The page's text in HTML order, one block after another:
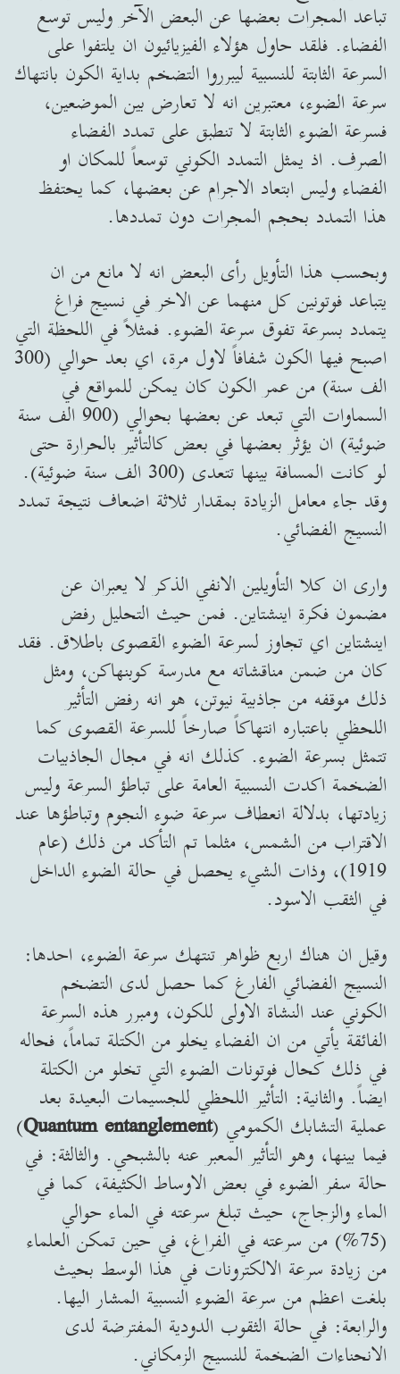
تباعد المجرات بعضها عن البعض الآخر وليس توسع
الفضاء. فلقد حاول هؤلاء الفيزيائيون ان يلتفوا على
السرعة الثابتة للنسبية ليبرروا التضخم بداية الكون بانتهاك
سرعة الضوء، معتبرين انه لا تعارض بين الموضعين،
فسرعة الضوء الثابتة لا تنطبق على تمدد الفضاء
الصرف. اذ يمثل التمدد الكوني توسعاً للمكان او
الفضاء وليس ابتعاد الاجرام عن بعضها، كما يحتفظ
هذا التمدد بحجم المجرات دون تمددها.
وبحسب هذا التأويل رأى البعض انه لا مانع من ان
يتباعد فوتونين كل منهما عن الاخر في نسيج فراغ
يتمدد بسرعة تفوق سرعة الضوء. فمثلاً في اللحظة التي
اصبح فيها الكون شفافاً لاول مرة، اي بعد حوالي (300
الف سنة) من عمر الكون كان يمكن للمواقع في
السماوات التي تبعد عن بعضها بحوالي (900 الف سنة
ضوئية) ان يؤثر بعضها في بعض كالتأثير بالحرارة حتى
لو كانت المسافة بينها تتعدى (300 الف سنة ضوئية).
وقد جاء معامل الزيادة بمقدار ثلاثة اضعاف نتيجة تمدد
النسيج الفضائي.
وارى ان كلا التأويلين الانفي الذكر لا يعبران عن
مضمون فكرة اينشتاين. فمن حيث التحليل رفض
اينشتاين اي تجاوز لسرعة الضوء القصوى باطلاق. فقد
كان من ضمن مناقشاته مع مدرسة كوبنهاكن، ومثل
ذلك موقفه من جاذبية نيوتن، هو انه رفض التأثير
اللحظي باعتباره انتهاكاً صارخاً للسرعة القصوى كما
تتمثل بسرعة الضوء. كذلك انه في مجال الجاذبيات
الضخمة اكدت النسبية العامة على تباطؤ السرعة وليس
زيادتها، بدلالة انعطاف سرعة ضوء النجوم وتباطؤها عند
الاقتراب من الشمس، مثلما تم التأكد من ذلك (عام
1919)، وذات الشيء يحصل في حالة الضوء الداخل
في الثقب الاسود.
وقيل ان هناك اربع ظواهر تنتهك سرعة الضوء، احدها:
النسيج الفضائي الفارغ كما حصل لدى التضخم
الكوني عند النشاة الاولى للكون، ومبرر هذه السرعة
الفائقة يأتي من ان الفضاء يخلو من الكتلة تماماً، فحاله
في ذلك كحال فوتونات الضوء التي تخلو من الكتلة
ايضاً. والثانية: التأثير اللحظي للجسيمات البعيدة بعد
عملية التشابك الكمومي (Quantum entanglement
)
فيما بينها، وهو التأثير المعبر عنه بالشبحي. والثالثة: في
حالة سفر الضوء في بعض الاوساط الكثيفة، كما في
الماء والزجاج، حيث تبلغ سرعته في الماء حوالي
(75%) من سرعته في الفراغ، في حين تمكن العلماء
من زيادة سرعة الالكترونات في هذا الوسط بحيث
بلغت اعظم من سرعة الضوء النسبية المشار اليها.
والرابعة: في حالة الثقوب الدودية المفترضة لدى
الانحناءات الضخمة للنسيج الزمكاني.